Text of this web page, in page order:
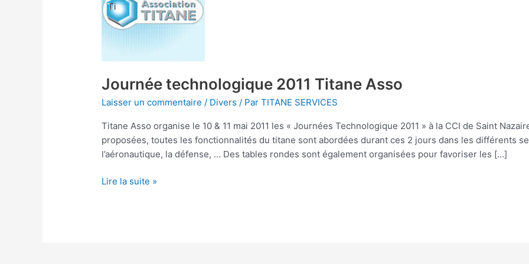
Journée technologique 2011 Titane Asso
Laisser un commentaire / Divers / ParTITANE SERVICES
Titane Asso organise le 10 & 11 mai 2011 les « Journées Technologique 2011 » à la CCI de Saint
proposées, toutes les fonctionnalités du titane sont abordées durant ces 2 jours dans les différents
l’aéronautique, la défense, … Des tables rondes sont également organisées pour favoriser les […]
Titane
Asso
Lire la suite »